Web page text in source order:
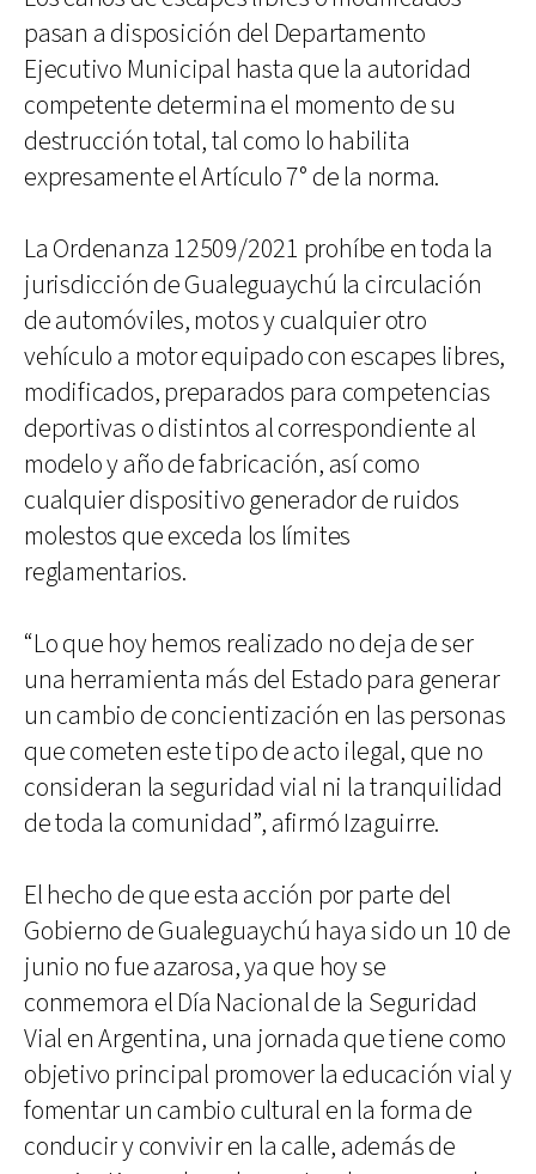
pasan a disposición del Departamento
Ejecutivo Municipal hasta que la autoridad
competente determina el momento de su
destrucción total, tal como lo habilita
expresamente el Artículo 7° de la norma.
La Ordenanza 12509/2021 prohíbe en toda la
jurisdicción de Gualeguaychú la circulación
de automóviles, motos y cualquier otro
vehículo a motor equipado con escapes libres,
modificados, preparados para competencias
deportivas o distintos al correspondiente al
modelo y año de fabricación, así como
cualquier dispositivo generador de ruidos
molestos que exceda los límites
reglamentarios.
“Lo que hoy hemos realizado no deja de ser
una herramienta más del Estado para generar
un cambio de concientización en las personas
que cometen este tipo de acto ilegal, que no
consideran la seguridad vial ni la tranquilidad
de toda la comunidad”, afirmó Izaguirre.
El hecho de que esta acción por parte del
Gobierno de Gualeguaychú haya sido un 10 de
junio no fue azarosa, ya que hoy se
conmemora el Día Nacional de la Seguridad
Vial en Argentina, una jornada que tiene como
objetivo principal promover la educación vial y
fomentar un cambio cultural en la forma de
conducir y convivir en la calle, además de